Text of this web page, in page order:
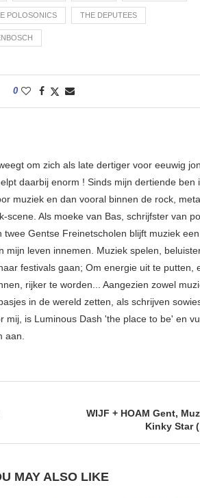
POLOSONICS THE DEPUTEES
0
om zich als late dertiger voor eeuwig
daarbij enorm ! Sinds mijn dertiende ben
muziek en dan vooral binnen de rock,
scene. Als moeke van Bas, schrijfster van
twee Gentse Freinetscholen blijft muziek
mijn leven innemen. Muziek spelen,
festivals gaan; Om energie uit te putten,
rijker te worden... Aangezien zowel
in de wereld zetten, als schrijven
mij, is Luminous Dash 'the place to be' en
aan.
WIJF + HOAM Gent,
Kinky Star
MAY ALSO LIKE